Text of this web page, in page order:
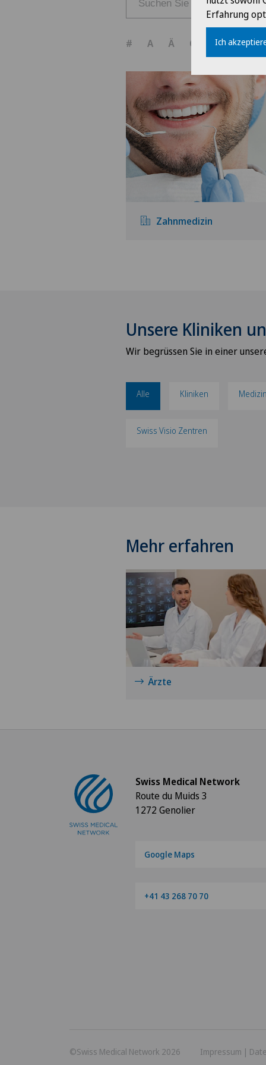
# A Ä C D E G
Zahnmedizin
Unsere Kliniken
Wir begrüssen Sie in einer
Alle Kliniken
Swiss Visio Zentren
Mehr erfahren
Ärzte
Swiss Medical Network
Route du Muids 3
1272 Genolier
Google Maps
+41 43 268 70 70
©Swiss Medical Network 2026 Impressum |
Erfahrung
Ich